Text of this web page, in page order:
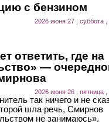
с бензином
2026 июня 27 , суббота ,
ответить, где на
—
2026 июня 26 , пятница ,
так ничего и не
шла речь, Смирнов
не занимаюсь».